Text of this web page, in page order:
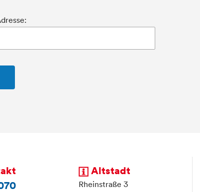
Altstadt
Rheinstraße 3